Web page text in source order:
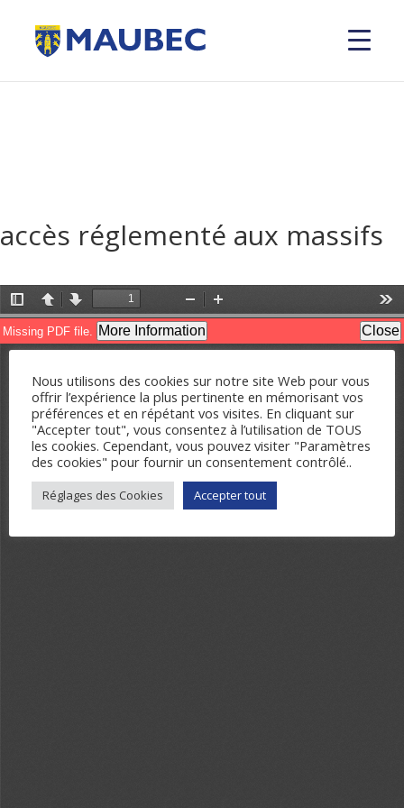
accès réglementé aux massifs
Nous utilisons des cookies sur notre site Web pour vous
offrir l’expérience la plus pertinente en mémorisant vos
préférences et en répétant vos visites. En cliquant sur
"Accepter tout", vous consentez à l’utilisation de TOUS
les cookies. Cependant, vous pouvez visiter "Paramètres
des cookies" pour fournir un consentement contrôlé..
Réglages des Cookies Accepter tout